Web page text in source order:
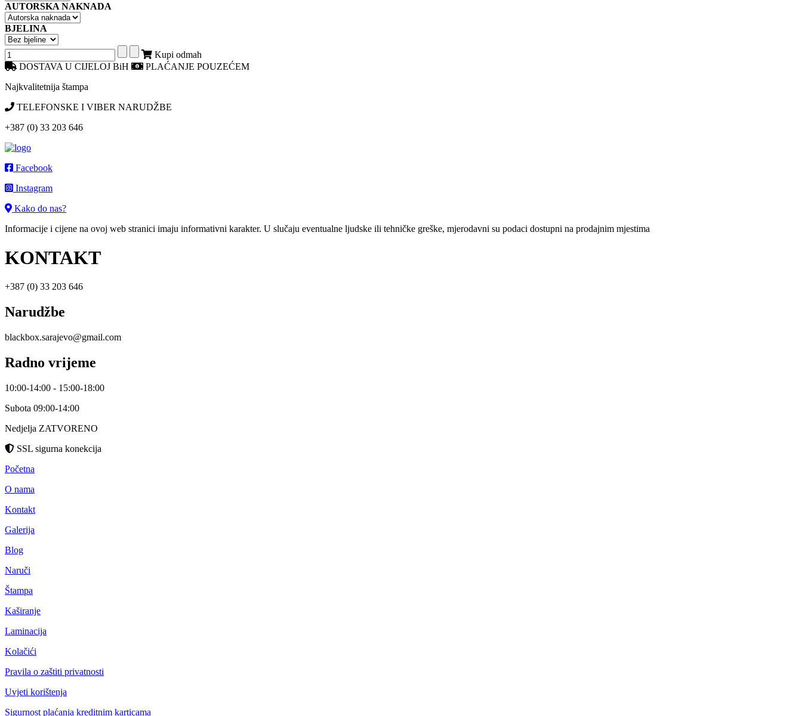
AUTORSKA NAKNADA
BJELINA
Kupi odmah
DOSTAVA U CIJELOJ BiH
PLAĆANJE POUZEĆEM
Najkvalitetnija štampa
TELEFONSKE I VIBER NARUDŽBE
+387 (0) 33 203 646
Facebook
Instagram
Kako do nas?
Informacije i cijene na ovoj web stranici imaju informativni karakter. U slučaju eventualne ljudske ili tehničke greške, mjerodavni su podaci dostupni na prodajnim mjestima
KONTAKT
+387 (0) 33 203 646
Narudžbe
blackbox.sarajevo@gmail.com
Radno vrijeme
10:00-14:00 - 15:00-18:00
Subota 09:00-14:00
Nedjelja ZATVORENO
SSL sigurna konekcija
Početna
O nama
Kontakt
Galerija
Blog
Naruči
Štampa
Kaširanje
Laminacija
Kolačići
Pravila o zaštiti privatnosti
Uvjeti korištenja
Sigurnost plaćanja kreditnim karticama